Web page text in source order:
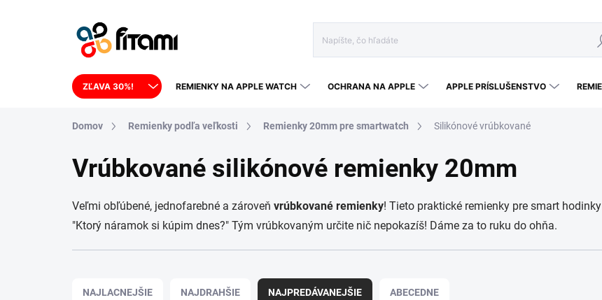
ZĽAVA 30%! REMIENKY NA APPLE WATCH OCHRANA NA APPLE APPLE PRÍSLUŠENSTVO
Domov Remienky podľa veľkosti Remienky 20mm pre smartwatch Silikónové vrúbkované
Vrúbkované silikónové remienky 20mm
Veľmi obľúbené, jednofarebné a zároveň vrúbkované remienky! Tieto praktické remienky pre smart
"Ktorý náramok si kúpim dnes?" Tým vrúbkovaným určite nič nepokazíš! Dáme za to ruku do ohňa.
NAJLACNEJŠIE NAJDRAHŠIE NAJPREDÁVANEJŠIE ABECEDNE